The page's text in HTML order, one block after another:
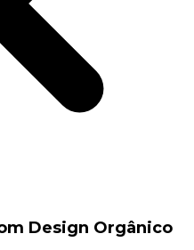
Design Orgânico